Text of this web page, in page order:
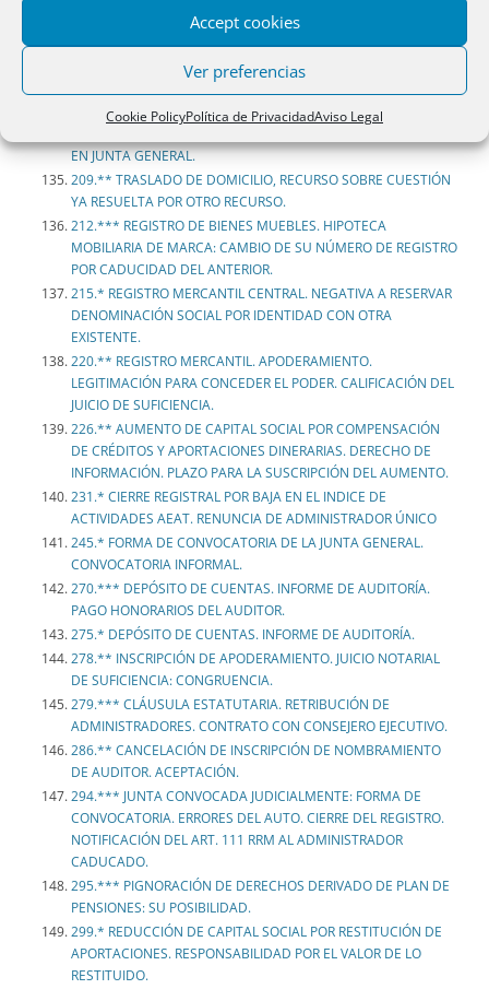
Accept cookies
Ver preferencias
Cookie PolicyPolítica de PrivacidadAviso Legal
187.* RENUNCIA AL CARGO DE ADMINISTRADOR ÚNICO.
TÍTULO FORMAL NECESARIO.
196.*** CESE Y NOMBRAMIENTO DE ADMINISTRADOR.
DISCREPANCIAS ENTRE ASISTENTES Y VOTANTES.
199.*** ESTATUTOS SOCIALES. EMBARGO PARTICIPACIONES:
EN JUNTA GENERAL.
209.** TRASLADO DE DOMICILIO, RECURSO SOBRE CUESTIÓN
YA RESUELTA POR OTRO RECURSO.
212.*** REGISTRO DE BIENES MUEBLES. HIPOTECA
MOBILIARIA DE MARCA: CAMBIO DE SU NÚMERO DE REGISTRO
POR CADUCIDAD DEL ANTERIOR.
215.* REGISTRO MERCANTIL CENTRAL. NEGATIVA A RESERVAR
DENOMINACIÓN SOCIAL POR IDENTIDAD CON OTRA
EXISTENTE.
220.** REGISTRO MERCANTIL. APODERAMIENTO.
LEGITIMACIÓN PARA CONCEDER EL PODER. CALIFICACIÓN DEL
JUICIO DE SUFICIENCIA.
226.** AUMENTO DE CAPITAL SOCIAL POR COMPENSACIÓN
DE CRÉDITOS Y APORTACIONES DINERARIAS. DERECHO DE
INFORMACIÓN. PLAZO PARA LA SUSCRIPCIÓN DEL AUMENTO.
231.* CIERRE REGISTRAL POR BAJA EN EL INDICE DE
ACTIVIDADES AEAT. RENUNCIA DE ADMINISTRADOR ÚNICO
245.* FORMA DE CONVOCATORIA DE LA JUNTA GENERAL.
CONVOCATORIA INFORMAL.
270.*** DEPÓSITO DE CUENTAS. INFORME DE AUDITORÍA.
PAGO HONORARIOS DEL AUDITOR.
275.* DEPÓSITO DE CUENTAS. INFORME DE AUDITORÍA.
278.** INSCRIPCIÓN DE APODERAMIENTO. JUICIO NOTARIAL
DE SUFICIENCIA: CONGRUENCIA.
279.*** CLÁUSULA ESTATUTARIA. RETRIBUCIÓN DE
ADMINISTRADORES. CONTRATO CON CONSEJERO EJECUTIVO.
286.** CANCELACIÓN DE INSCRIPCIÓN DE NOMBRAMIENTO
DE AUDITOR. ACEPTACIÓN.
294.*** JUNTA CONVOCADA JUDICIALMENTE: FORMA DE
CONVOCATORIA. ERRORES DEL AUTO. CIERRE DEL REGISTRO.
NOTIFICACIÓN DEL ART. 111 RRM AL ADMINISTRADOR
CADUCADO.
295.*** PIGNORACIÓN DE DERECHOS DERIVADO DE PLAN DE
PENSIONES: SU POSIBILIDAD.
299.* REDUCCIÓN DE CAPITAL SOCIAL POR RESTITUCIÓN DE
APORTACIONES. RESPONSABILIDAD POR EL VALOR DE LO
RESTITUIDO.